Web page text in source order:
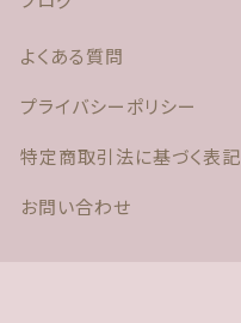
よくある質問
プライバシーポリシー
特定商取引法に基づく表記
お問い合わせ